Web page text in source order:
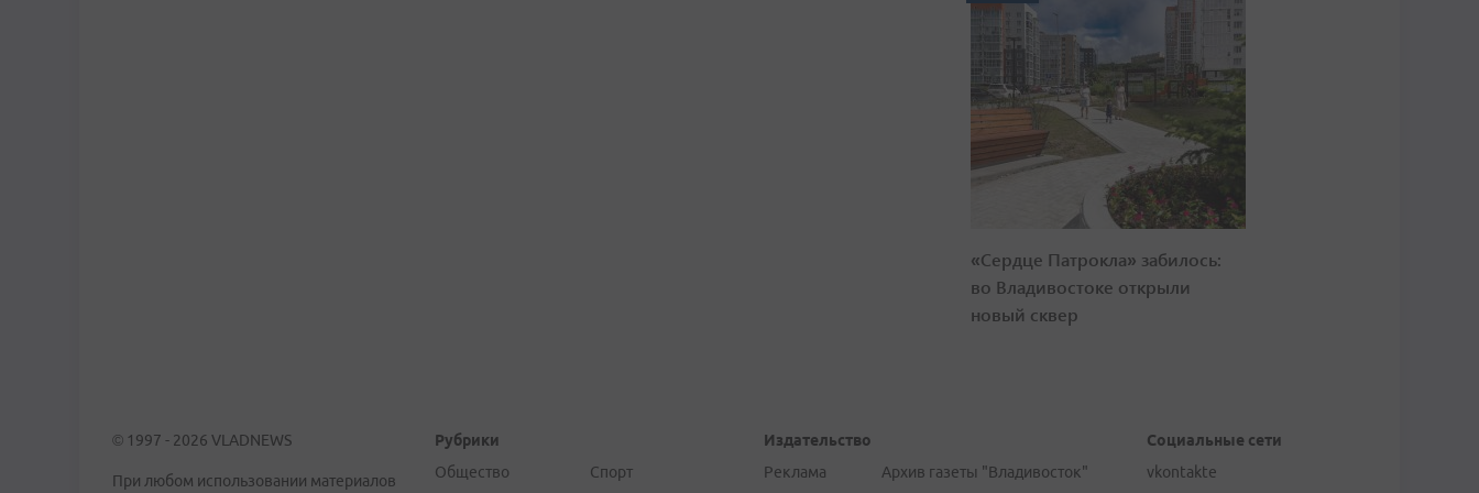
«Сердце Патрокла» забилось:
во Владивостоке открыли
новый сквер
© 1997 - 2026 VLADNEWS
При любом использовании материалов
Рубрики
Общество
Спорт
Издательство
Реклама
Архив газеты "Владивосток"
Социальные сети
vkontakte